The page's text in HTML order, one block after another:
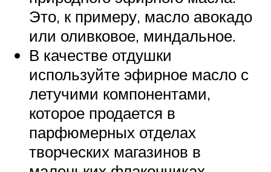
Это, к примеру, масло авокадо
или оливковое, миндальное.
В качестве отдушки
используйте эфирное масло с
летучими компонентами,
которое продается в
парфюмерных отделах
творческих магазинов в